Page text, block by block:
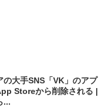
の大手SNS「VK」のアプ
Storeから削除される |
...